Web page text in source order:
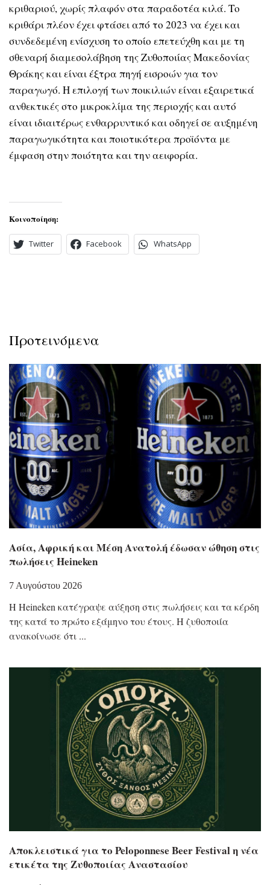
κριθαριού, χωρίς πλαφόν στα παραδοτέα κιλά. Το
κριθάρι πλέον έχει φτάσει από το 2023 να έχει και
συνδεδεμένη ενίσχυση το οποίο επετεύχθη και με τη
σθεναρή διαμεσολάβηση της Ζυθοποιίας Μακεδονίας
Θράκης και είναι έξτρα πηγή εισροών για τον
παραγωγό. Η επιλογή των ποικιλιών είναι εξαιρετικά
ανθεκτικές στο μικροκλίμα της περιοχής και αυτό
είναι ιδιαιτέρως ενθαρρυντικό και οδηγεί σε αυξημένη
παραγωγικότητα και ποιοτικότερα προϊόντα με
έμφαση στην ποιότητα και την αειφορία.
Κοινοποίηση:
Twitter Facebook WhatsApp
Προτεινόμενα
Ασία, Αφρική και Μέση Ανατολή έδωσαν ώθηση στις
πωλήσεις Heineken
7 Αυγούστου 2026
Η Heineken κατέγραψε αύξηση στις πωλήσεις και τα κέρδη
της κατά το πρώτο εξάμηνο του έτους. Η ζυθοποιία
ανακοίνωσε ότι
Αποκλειστικά για το Peloponnese Beer Festival η νέα
ετικέτα της Ζυθοποιίας Αναστασίου